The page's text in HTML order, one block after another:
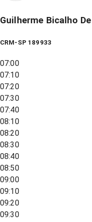
Guilherme Bicalho
CRM-SP 189933
07:00
07:10
07:20
07:30
07:40
08:10
08:20
08:30
08:40
08:50
09:00
09:10
09:20
09:30